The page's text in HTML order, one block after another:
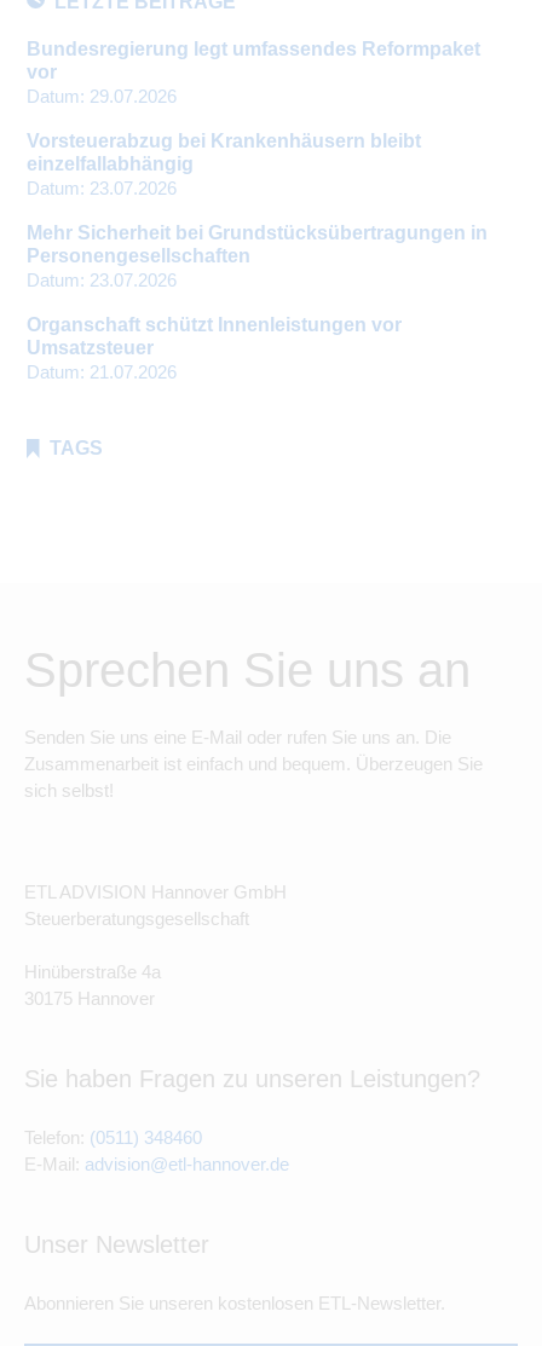
Bundesregierung legt umfassendes Reformpaket
vor
Datum: 29.07.2026
Vorsteuerabzug bei Krankenhäusern bleibt
einzelfallabhängig
Datum: 23.07.2026
Mehr Sicherheit bei Grundstücksübertragungen in
Personengesellschaften
Datum: 23.07.2026
Organschaft schützt Innenleistungen vor
Umsatzsteuer
Datum: 21.07.2026
TAGS
Sprechen Sie uns an
Senden Sie uns eine E-Mail oder rufen Sie uns an. Die
Zusammenarbeit ist einfach und bequem. Überzeugen Sie
sich selbst!
ETL ADVISION Hannover GmbH
Steuerberatungsgesellschaft
Hinüberstraße 4a
30175 Hannover
Sie haben Fragen zu unseren Leistungen?
Telefon: (0511) 348460
E-Mail: advision@etl-hannover.de
Unser Newsletter
Abonnieren Sie unseren kostenlosen ETL-Newsletter.